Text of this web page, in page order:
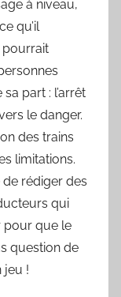
à niveau,
qu’il
pourrait
part : l’arrêt
le danger.
des trains
limitations.
de rédiger des
qui
pour que le
question de
jeu !